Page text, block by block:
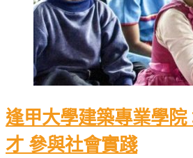
逢甲大學建築專業學
才 參與社會實踐